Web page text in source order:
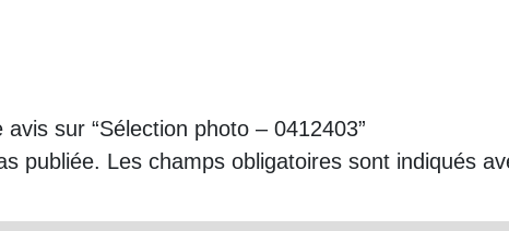
sur “Sélection photo – 0412403”
publiée. Les champs obligatoires sont indiqués